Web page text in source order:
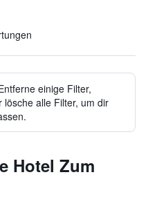
einige Filter,
alle Filter, um dir
Hotel Zum